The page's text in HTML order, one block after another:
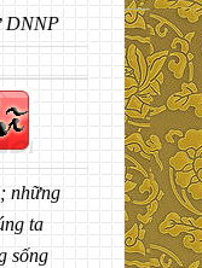
DNNP
những
ta
sống